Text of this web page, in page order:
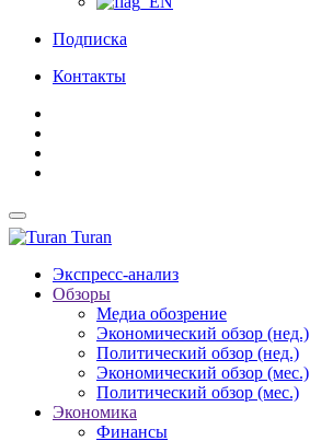
Подписка
Контакты
Turan
Экспресс-анализ
Обзоры
Медиа обозрение
Экономический обзор (нед.)
Политический обзор (нед.)
Экономический обзор (мес.)
Политический обзор (мес.)
Экономика
Финансы